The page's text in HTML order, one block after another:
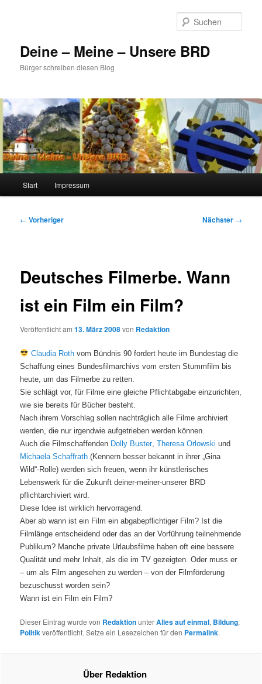
Deine – Meine – Unsere BRD
Bürger schreiben diesen Blog
Start Impressum
Beitragsnavigation
← Vorheriger Nächster →
Deutsches Filmerbe. Wann
ist ein Film ein Film?
Veröffentlicht am13. März 2008von Redaktion
Claudia Roth vom Bündnis 90 fordert heute im Bundestag die
Schaffung eines Bundesfilmarchivs vom ersten Stummfilm bis
heute, um das Filmerbe zu retten.
Sie schlägt vor, für Filme eine gleiche Pflichtabgabe einzurichten,
wie sie bereits für Bücher besteht.
Nach ihrem Vorschlag sollen nachträglich alle Filme archiviert
werden, die nur irgendwie aufgetrieben werden können.
Auch die Filmschaffenden Dolly Buster,Theresa Orlowski und
Michaela Schaffrath (Kennern besser bekannt in ihrer „Gina
Wild“-Rolle) werden sich freuen, wenn ihr künstlerisches
Lebenswerk für die Zukunft deiner-meiner-unserer BRD
pflichtarchiviert wird.
Diese Idee ist wirklich hervorragend.
Aber ab wann ist ein Film ein abgabepflichtiger Film? Ist die
Filmlänge entscheidend oder das an der Vorführung teilnehmende
Publikum? Manche private Urlaubsfilme haben oft eine bessere
Qualität und mehr Inhalt, als die im TV gezeigten. Oder muss er
– um als Film angesehen zu werden – von der Filmförderung
bezuschusst worden sein?
Wann ist ein Film ein Film?
Dieser Eintrag wurde von RedaktionunterAlles auf einmal, Bildung,
Politikveröffentlicht. Setze ein Lesezeichen für den Permalink.
Über Redaktion